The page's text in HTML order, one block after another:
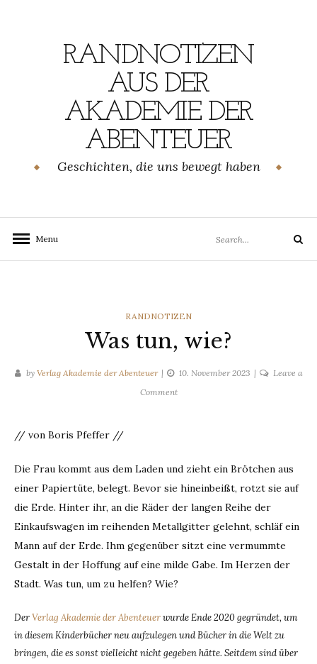
RANDNOTIZEN
AUS DER
AKADEMIE DER
ABENTEUER
Geschichten, die uns bewegt haben
Menu
for:
Search
CATEGORIES
RANDNOTIZEN
Was tun, wie?
by Verlag Akademie der Abenteuer 10. November 2023
Leave a
Commenton
// von Boris Pfeffer //
Die Frau kommt aus dem Laden und zieht ein Brötchen aus
einer Papiertüte, belegt. Bevor sie hineinbeißt, rotzt sie auf
die Erde. Hinter ihr, an die Räder der langen Reihe der
Einkaufswagen im reihenden Metallgitter gelehnt, schläf ein
Mann auf der Erde. Ihm gegenüber sitzt eine vermummte
Gestalt in der Hoffung auf eine milde Gabe. Im Herzen der
Stadt. Was tun, um zu helfen? Wie?
DerVerlag Akademie der Abenteuerwurde Ende 2020 gegründet, um
in diesem Kinderbücher neu aufzulegen und Bücher in die Welt zu
bringen, die es sonst vielleicht nicht gegeben hätte. Seitdem sind über